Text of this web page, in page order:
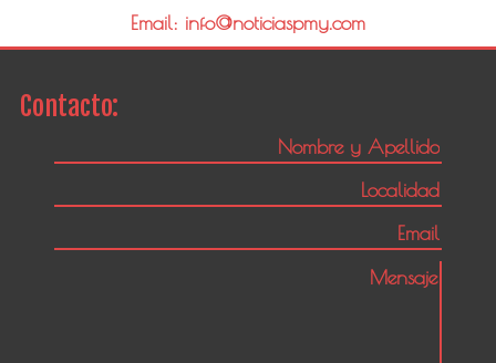
Email: info@noticiaspmy.com
Contacto: